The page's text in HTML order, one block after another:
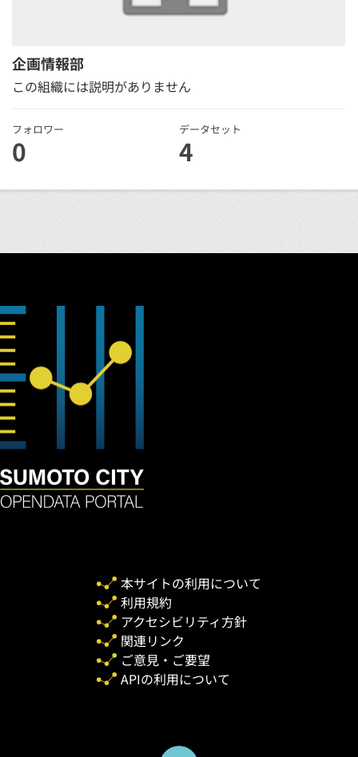
企画情報部
この組織には説明がありません
フォロワー
0
データセット
4
本サイトの利用について
利用規約
アクセシビリティ方針
関連リンク
ご意見・ご要望
APIの利用について